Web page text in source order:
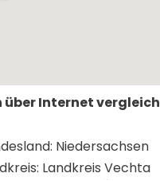
über Internet vergleich
Niedersachsen
Landkreis Vechta